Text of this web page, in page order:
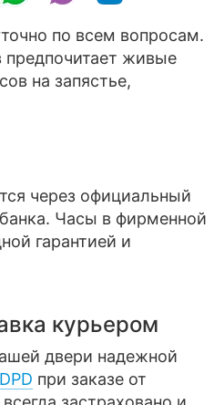
по всем вопросам.
предпочитает живые
на запястье,
через официальный
Часы в фирменной
гарантией и
курьером
двери надежной
при заказе от